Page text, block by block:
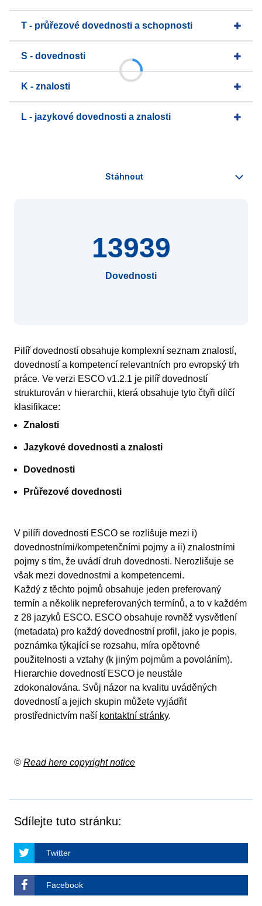
T - průřezové dovednosti a schopnosti
S - dovednosti
K - znalosti
L - jazykové dovednosti a znalosti
13939
Dovednosti
Pilíř dovedností obsahuje komplexní seznam znalostí,
dovedností a kompetencí relevantních pro evropský trh
práce. Ve verzi ESCO v1.2.1 je pilíř dovedností
strukturován v hierarchii, která obsahuje tyto čtyři dílčí
klasifikace:
Znalosti
Jazykové dovednosti a znalosti
Dovednosti
Průřezové dovednosti
V pilíři dovedností ESCO se rozlišuje mezi i)
dovednostními/kompetenčními pojmy a ii) znalostními
pojmy s tím, že uvádí druh dovednosti. Nerozlišuje se
však mezi dovednostmi a kompetencemi.
Každý z těchto pojmů obsahuje jeden preferovaný
termín a několik nepreferovaných termínů, a to v každém
z 28 jazyků ESCO. ESCO obsahuje rovněž vysvětlení
(metadata) pro každý dovednostní profil, jako je popis,
poznámka týkající se rozsahu, míra opětovné
použitelnosti a vztahy (k jiným pojmům a povoláním).
Hierarchie dovedností ESCO je neustále
zdokonalována. Svůj názor na kvalitu uváděných
dovedností a jejich skupin můžete vyjádřit
prostřednictvím naší kontaktní stránky.
© Read here copyright notice
Sdílejte tuto stránku:
Twitter
Facebook